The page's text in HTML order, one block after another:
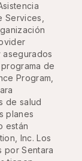
Services,
asegurados
de
Program,
de salud
planes
están
Inc. Los
por Sentara